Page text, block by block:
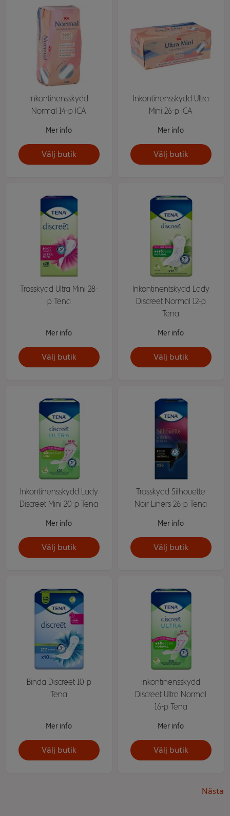
Inkontinensskydd
Normal 14-p ICA
Mer info
Välj butik
Inkontinensskydd Ultra
Mini 26-p ICA
Mer info
Välj butik
Trosskydd Ultra Mini 28-
p Tena
Mer info
Välj butik
Inkontinentskydd Lady
Discreet Normal 12-p
Tena
Mer info
Välj butik
Inkontinensskydd Lady
Discreet Mini 20-p Tena
Mer info
Välj butik
Trosskydd Silhouette
Noir Liners 26-p Tena
Mer info
Välj butik
Binda Discreet 10-p
Tena
Mer info
Välj butik
Inkontinensskydd
Discreet Ultra Normal
16-p Tena
Mer info
Välj butik
Nästa